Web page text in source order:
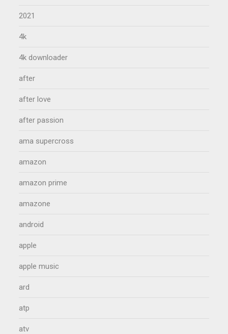
2021
4k
4k downloader
after
after love
after passion
ama supercross
amazon
amazon prime
amazone
android
apple
apple music
ard
atp
atv